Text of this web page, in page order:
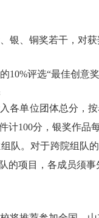
银、铜奖若干，对
10%评选“最佳创意
各单位团体总分，
计100分，银奖作品
队。对于跨院组队
的项目，各成员须